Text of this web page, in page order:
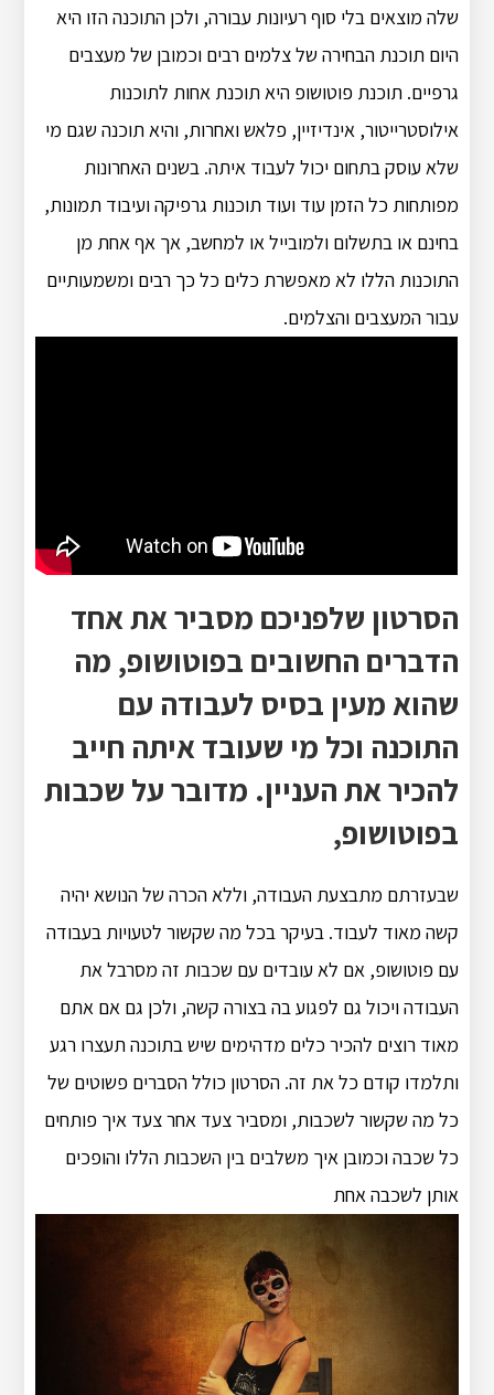
שלה מוצאים בלי סוף רעיונות עבורה, ולכן התוכנה הזו היא
היום תוכנת הבחירה של צלמים רבים וכמובן של מעצבים
גרפיים. תוכנת פוטושופ היא תוכנת אחות לתוכנות
אילוסטרייטור, אינדיזיין, פלאש ואחרות, והיא תוכנה שגם מי
שלא עוסק בתחום יכול לעבוד איתה. בשנים האחרונות
מפותחות כל הזמן עוד ועוד תוכנות גרפיקה ועיבוד תמונות,
בחינם או בתשלום ולמובייל או למחשב, אך אף אחת מן
התוכנות הללו לא מאפשרת כלים כל כך רבים ומשמעותיים
עבור המעצבים והצלמים.
הסרטון שלפניכם מסביר את אחד
הדברים החשובים בפוטושופ, מה
שהוא מעין בסיס לעבודה עם
התוכנה וכל מי שעובד איתה חייב
להכיר את העניין. מדובר על שכבות
בפוטושופ,
שבעזרתם מתבצעת העבודה, וללא הכרה של הנושא יהיה
קשה מאוד לעבוד. בעיקר בכל מה שקשור לטעויות בעבודה
עם פוטושופ, אם לא עובדים עם שכבות זה מסרבל את
העבודה ויכול גם לפגוע בה בצורה קשה, ולכן גם אם אתם
מאוד רוצים להכיר כלים מדהימים שיש בתוכנה תעצרו רגע
ותלמדו קודם כל את זה. הסרטון כולל הסברים פשוטים של
כל מה שקשור לשכבות, ומסביר צעד אחר צעד איך פותחים
כל שכבה וכמובן איך משלבים בין השכבות הללו והופכים
אותן לשכבה אחת